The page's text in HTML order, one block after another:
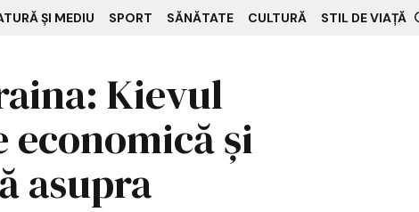
ȘI MEDIU SPORT SĂNĂTATE CULTURĂ STIL DE VIAȚĂ
Kievul
și
asupra